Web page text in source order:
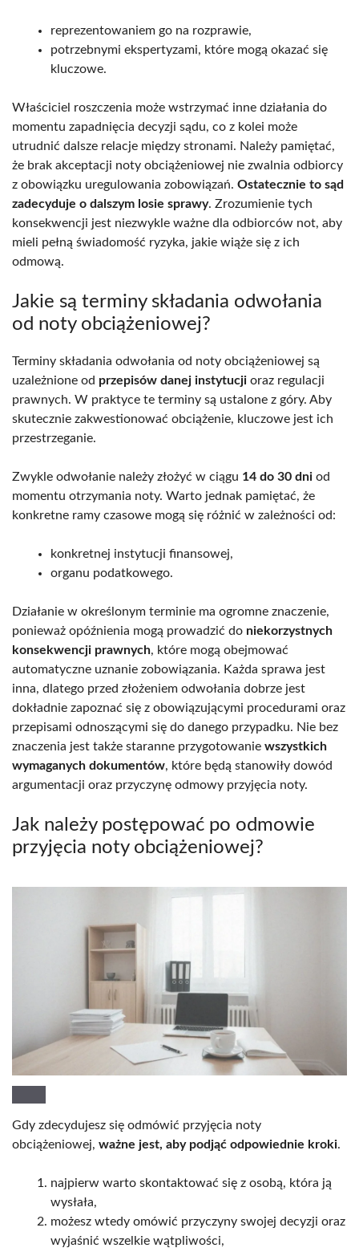
reprezentowaniem go na rozprawie,
potrzebnymi ekspertyzami, które mogą okazać się
kluczowe.
Właściciel roszczenia może wstrzymać inne działania do
momentu zapadnięcia decyzji sądu, co z kolei może
utrudnić dalsze relacje między stronami. Należy pamiętać,
że brak akceptacji noty obciążeniowej nie zwalnia odbiorcy
z obowiązku uregulowania zobowiązań. Ostatecznie to sąd
zadecyduje o dalszym losie sprawy. Zrozumienie tych
konsekwencji jest niezwykle ważne dla odbiorców not, aby
mieli pełną świadomość ryzyka, jakie wiąże się z ich
odmową.
Jakie są terminy składania odwołania
od noty obciążeniowej?
Terminy składania odwołania od noty obciążeniowej są
uzależnione od przepisów danej instytucji oraz regulacji
prawnych. W praktyce te terminy są ustalone z góry. Aby
skutecznie zakwestionować obciążenie, kluczowe jest ich
przestrzeganie.
Zwykle odwołanie należy złożyć w ciągu 14 do 30 dni od
momentu otrzymania noty. Warto jednak pamiętać, że
konkretne ramy czasowe mogą się różnić w zależności od:
konkretnej instytucji finansowej,
organu podatkowego.
Działanie w określonym terminie ma ogromne znaczenie,
ponieważ opóźnienia mogą prowadzić do niekorzystnych
konsekwencji prawnych, które mogą obejmować
automatyczne uznanie zobowiązania. Każda sprawa jest
inna, dlatego przed złożeniem odwołania dobrze jest
dokładnie zapoznać się z obowiązującymi procedurami oraz
przepisami odnoszącymi się do danego przypadku. Nie bez
znaczenia jest także staranne przygotowanie wszystkich
wymaganych dokumentów, które będą stanowiły dowód
argumentacji oraz przyczynę odmowy przyjęcia noty.
Jak należy postępować po odmowie
przyjęcia noty obciążeniowej?
Gdy zdecydujesz się odmówić przyjęcia noty
obciążeniowej, ważne jest, aby podjąć odpowiednie kroki.
najpierw warto skontaktować się z osobą, która ją
wysłała,
możesz wtedy omówić przyczyny swojej decyzji oraz
wyjaśnić wszelkie wątpliwości,